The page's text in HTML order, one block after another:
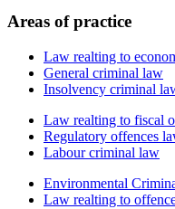
Areas of practice
Law realting to
General criminal law
Insolvency criminal
Law realting to fiscal
Regulatory offences
Labour criminal law
Environmental
Law realting to